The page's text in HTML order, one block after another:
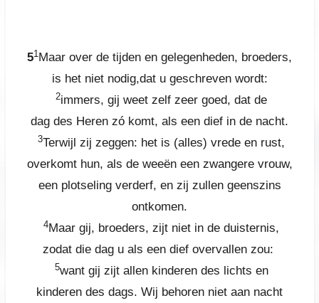
51 Maar over de tijden en gelegenheden, broeders,
is het niet nodig,dat u geschreven wordt:
2immers, gij weet zelf zeer goed, dat de
dag des Heren zó komt, als een dief in de nacht.
3Terwijl zij zeggen: het is (alles) vrede en rust,
overkomt hun, als de weeën een zwangere vrouw,
een plotseling verderf, en zij zullen geenszins
ontkomen.
4Maar gij, broeders, zijt niet in de duisternis,
zodat die dag u als een dief overvallen zou:
5want gij zijt allen kinderen des lichts en
kinderen des dags. Wij behoren niet aan nacht